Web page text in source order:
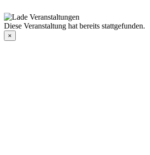
Diese Veranstaltung hat bereits stattgefunden.
×